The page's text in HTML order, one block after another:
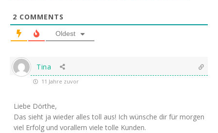
2 COMMENTS
Oldest
Tina
11 Jahre zuvor
Liebe Dörthe,
Das sieht ja wieder alles toll aus! Ich wünsche dir für morgen
viel Erfolg und vorallem viele tolle Kunden.